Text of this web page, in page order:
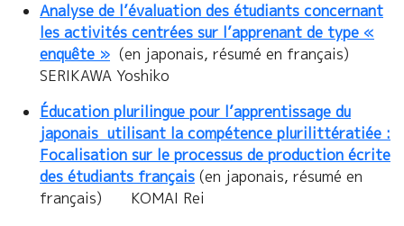
Analyse de l’évaluation des étudiants concernant
les activités centrées sur l’apprenant de type «
enquête » (en japonais, résumé en français)
SERIKAWA Yoshiko
Éducation plurilingue pour l’apprentissage du
japonais utilisant la compétence plurilittératiée :
Focalisation sur le processus de production écrite
des étudiants français (en japonais, résumé en
français) KOMAI Rei